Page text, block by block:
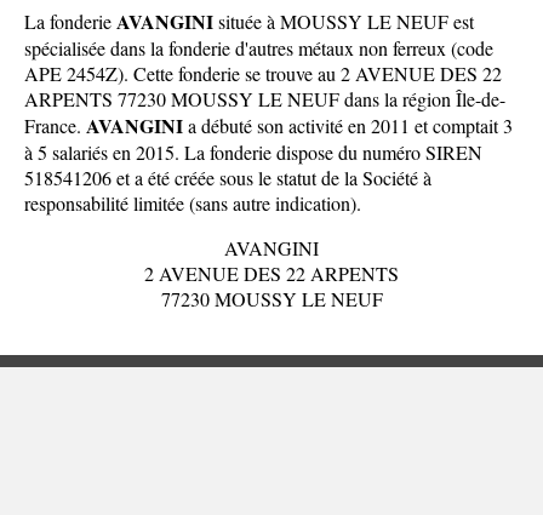
La fonderieAVANGINIsituée à MOUSSY LE NEUF est
spécialisée dans la fonderie d'autres métaux non ferreux (code
APE 2454Z). Cette fonderie se trouve au 2 AVENUE DES 22
ARPENTS 77230 MOUSSY LE NEUF dans la région Île-de-
France. AVANGINIa débuté son activité en 2011 et comptait 3
à 5 salariés en 2015. La fonderie dispose du numéro SIREN
518541206 et a été créée sous le statut de la Société à
responsabilité limitée (sans autre indication).
AVANGINI
2 AVENUE DES 22 ARPENTS
77230 MOUSSY LE NEUF